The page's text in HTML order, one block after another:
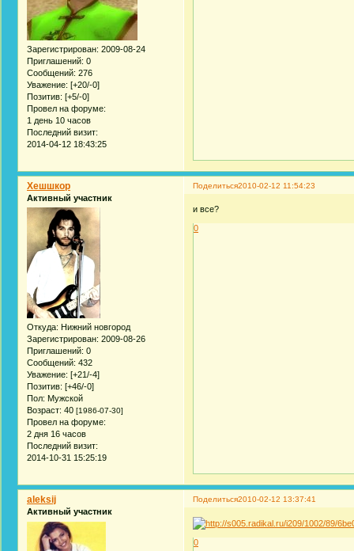
Зарегистрирован: 2009-08-24
Приглашений: 0
Сообщений: 276
Уважение: [+20/-0]
Позитив: [+5/-0]
Провел на форуме:
1 день 10 часов
Последний визит:
2014-04-12 18:43:25
Поделиться2010-02-12 11:54:23
Хешшкор
Активный участник
Откуда: Нижний новгород
Зарегистрирован: 2009-08-26
Приглашений: 0
Сообщений: 432
Уважение: [+21/-4]
Позитив: [+46/-0]
Пол: Мужской
Возраст: 40 [1986-07-30]
Провел на форуме:
2 дня 16 часов
Последний визит:
2014-10-31 15:25:19
и все?
0
Поделиться2010-02-12 13:37:41
aleksij
Активный участник
0